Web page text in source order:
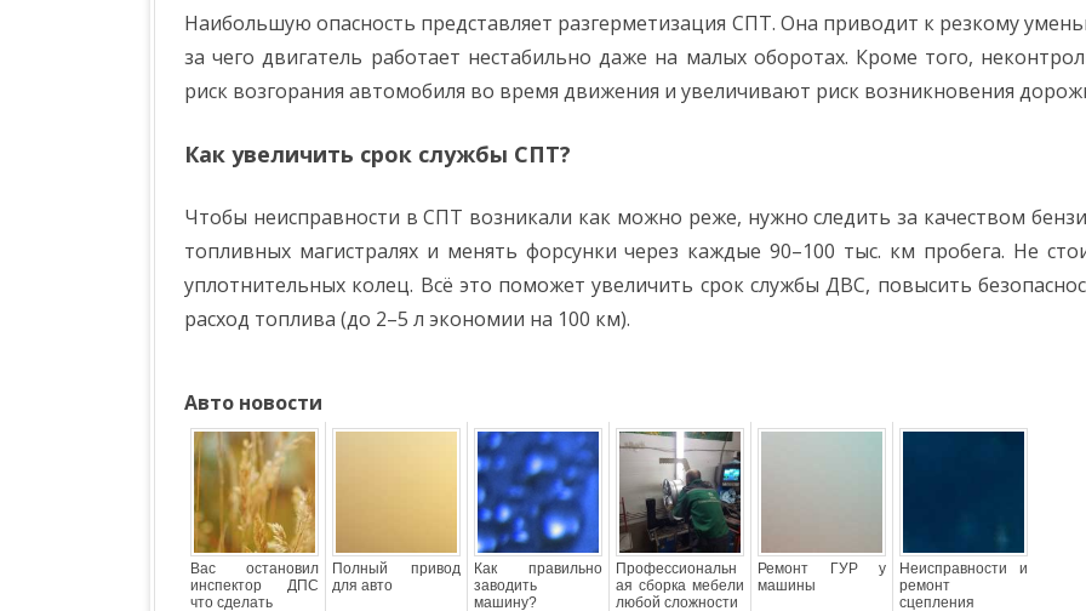
Наибольшую опасность представляет разгерметизация СПТ. Она приводит к резкому
за чего двигатель работает нестабильно даже на малых оборотах. Кроме того,
риск возгорания автомобиля во время движения и увеличивают риск возникновения
Как увеличить срок службы СПТ?
Чтобы неисправности в СПТ возникали как можно реже, нужно следить за качеством
топливных магистралях и менять форсунки через каждые 90–100 тыс. км пробега. Не
уплотнительных колец. Всё это поможет увеличить срок службы ДВС, повысить
расход топлива (до 2–5 л экономии на 100 км).
Авто новости
Вас остановил
инспектор ДПС
что сделать
Полный привод
для авто
Как правильно
заводить
машину?
Профессиональн
ая сборка мебели
любой сложности
Ремонт ГУР у
машины
Неисправности и
ремонт
сцепления